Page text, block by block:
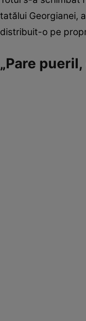
tatălui Georgianei,
distribuit-o pe
„Pare